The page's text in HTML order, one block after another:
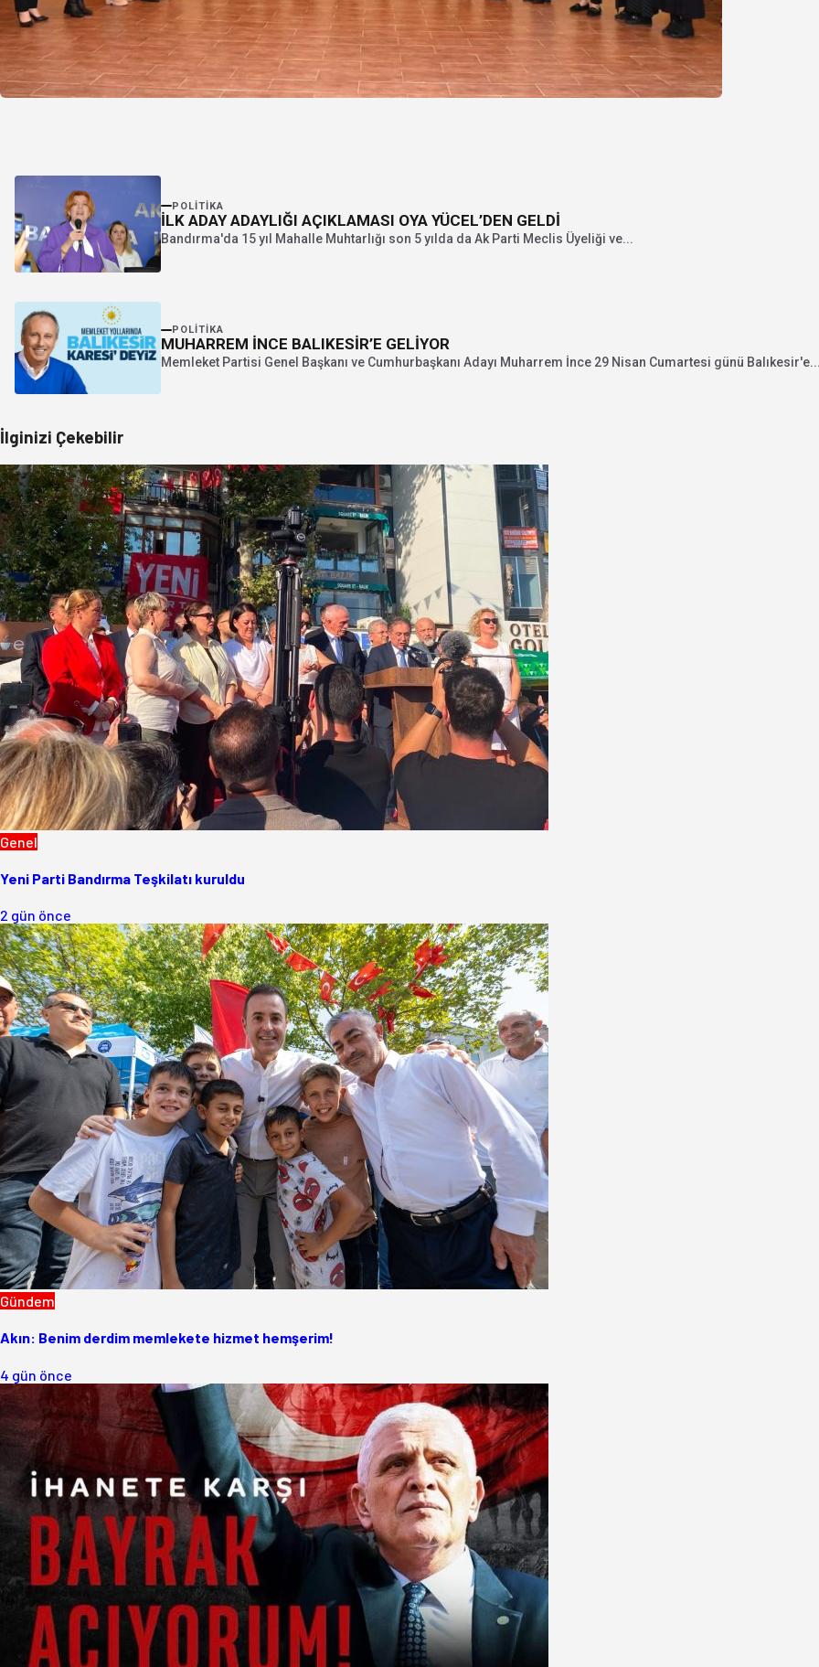
POLITIKA
İLK ADAY ADAYLIĞI AÇIKLAMASI OYA YÜCEL’DEN GELDİ
Bandırma'da 15 yıl Mahalle Muhtarlığı son 5 yılda da Ak Parti Meclis Üyeliği ve...
POLITIKA
MUHARREM İNCE BALIKESİR’E GELİYOR
Memleket Partisi Genel Başkanı ve Cumhurbaşkanı Adayı Muharrem İnce 29 Nisan Cumartesi günü
İlginizi Çekebilir
Genel
Yeni Parti Bandırma Teşkilatı kuruldu
2 gün önce
Gündem
Akın: Benim derdim memlekete hizmet hemşerim!
4 gün önce